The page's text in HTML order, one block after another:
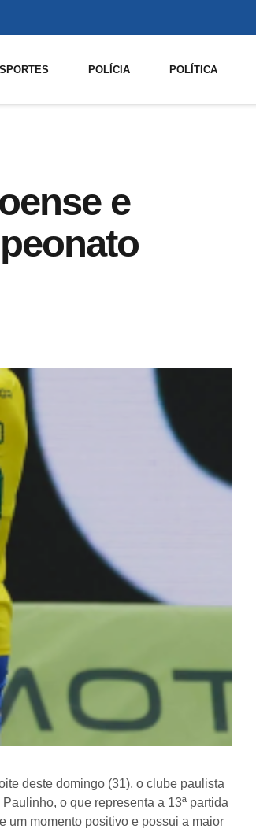
POLÍCIA POLÍTICA
e
deste domingo (31), o clube paulista
o que representa a 13ª partida
um momento positivo e possui a maior